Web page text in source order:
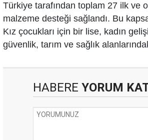
Türkiye tarafından toplam 27 ilk ve
malzeme desteği sağlandı. Bu
Kız çocukları için bir lise, kadın
güvenlik, tarım ve sağlık
HABERE YORUM